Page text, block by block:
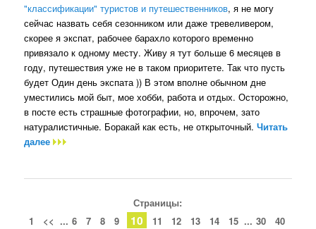
"классификации" туристов и путешественников, я не могу
сейчас назвать себя сезонником или даже тревеливером,
скорее я экспат, рабочее барахло которого временно
привязало к одному месту. Живу я тут больше 6 месяцев в
году, путешествия уже не в таком приоритете. Так что пусть
будет Один день экспата )) В этом вполне обычном дне
уместились мой быт, мое хобби, работа и отдых. Осторожно,
в посте есть страшные фотографии, но, впрочем, зато
натуралистичные. Боракай как есть, не открыточный.Читать
далее
Страницы:
1
<< ... 6 7 8 9 10 11 12 13 14 15 ... 30
40